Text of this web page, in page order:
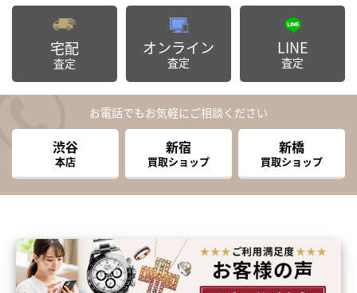
宅配
査定
オンライン
査定
LINE
査定
お電話でもお気軽にご相談ください
渋谷
本店
新宿
買取ショップ
新橋
買取ショップ